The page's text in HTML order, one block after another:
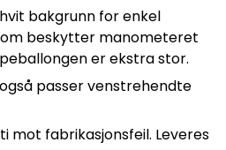
bakgrunn for enkel
beskytter manometeret
er ekstra stor.
passer venstrehendte
mot fabrikasjonsfeil. Leveres